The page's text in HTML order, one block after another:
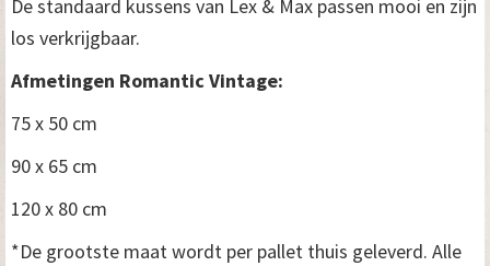
De standaard kussens van Lex & Max passen mooi en zijn
los verkrijgbaar.
Afmetingen Romantic Vintage:
75 x 50 cm
90 x 65 cm
120 x 80 cm
*De grootste maat wordt per pallet thuis geleverd. Alle